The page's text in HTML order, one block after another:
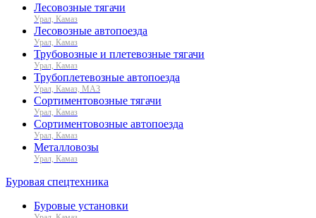
Лесовозные тягачи
Урал, Камаз
Лесовозные автопоезда
Урал, Камаз
Трубовозные и плетевозные тягачи
Урал, Камаз
Трубоплетевозные автопоезда
Урал, Камаз, МАЗ
Сортиментовозные тягачи
Урал, Камаз
Сортиментовозные автопоезда
Урал, Камаз
Металловозы
Урал, Камаз
Буровая спецтехника
Буровые установки